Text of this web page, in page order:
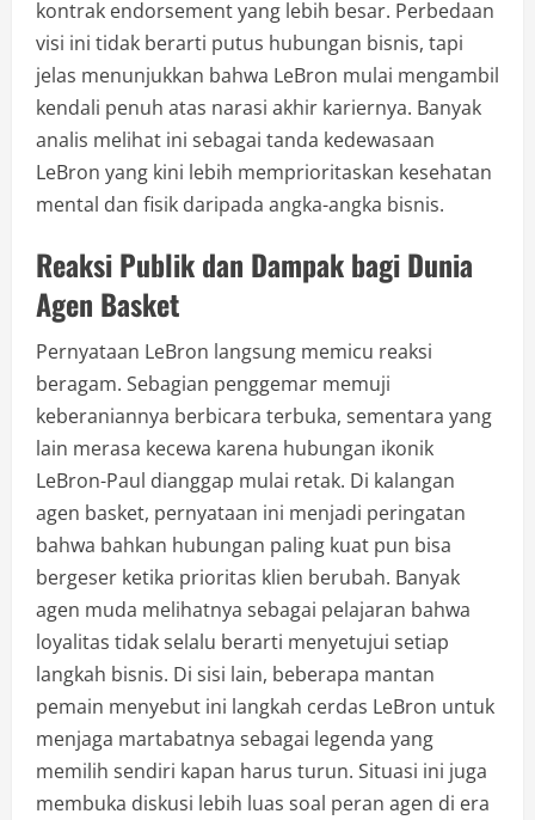
kontrak endorsement yang lebih besar. Perbedaan
visi ini tidak berarti putus hubungan bisnis, tapi
jelas menunjukkan bahwa LeBron mulai mengambil
kendali penuh atas narasi akhir kariernya. Banyak
analis melihat ini sebagai tanda kedewasaan
LeBron yang kini lebih memprioritaskan kesehatan
mental dan fisik daripada angka-angka bisnis.
Reaksi Publik dan Dampak bagi Dunia
Agen Basket
Pernyataan LeBron langsung memicu reaksi
beragam. Sebagian penggemar memuji
keberaniannya berbicara terbuka, sementara yang
lain merasa kecewa karena hubungan ikonik
LeBron-Paul dianggap mulai retak. Di kalangan
agen basket, pernyataan ini menjadi peringatan
bahwa bahkan hubungan paling kuat pun bisa
bergeser ketika prioritas klien berubah. Banyak
agen muda melihatnya sebagai pelajaran bahwa
loyalitas tidak selalu berarti menyetujui setiap
langkah bisnis. Di sisi lain, beberapa mantan
pemain menyebut ini langkah cerdas LeBron untuk
menjaga martabatnya sebagai legenda yang
memilih sendiri kapan harus turun. Situasi ini juga
membuka diskusi lebih luas soal peran agen di era